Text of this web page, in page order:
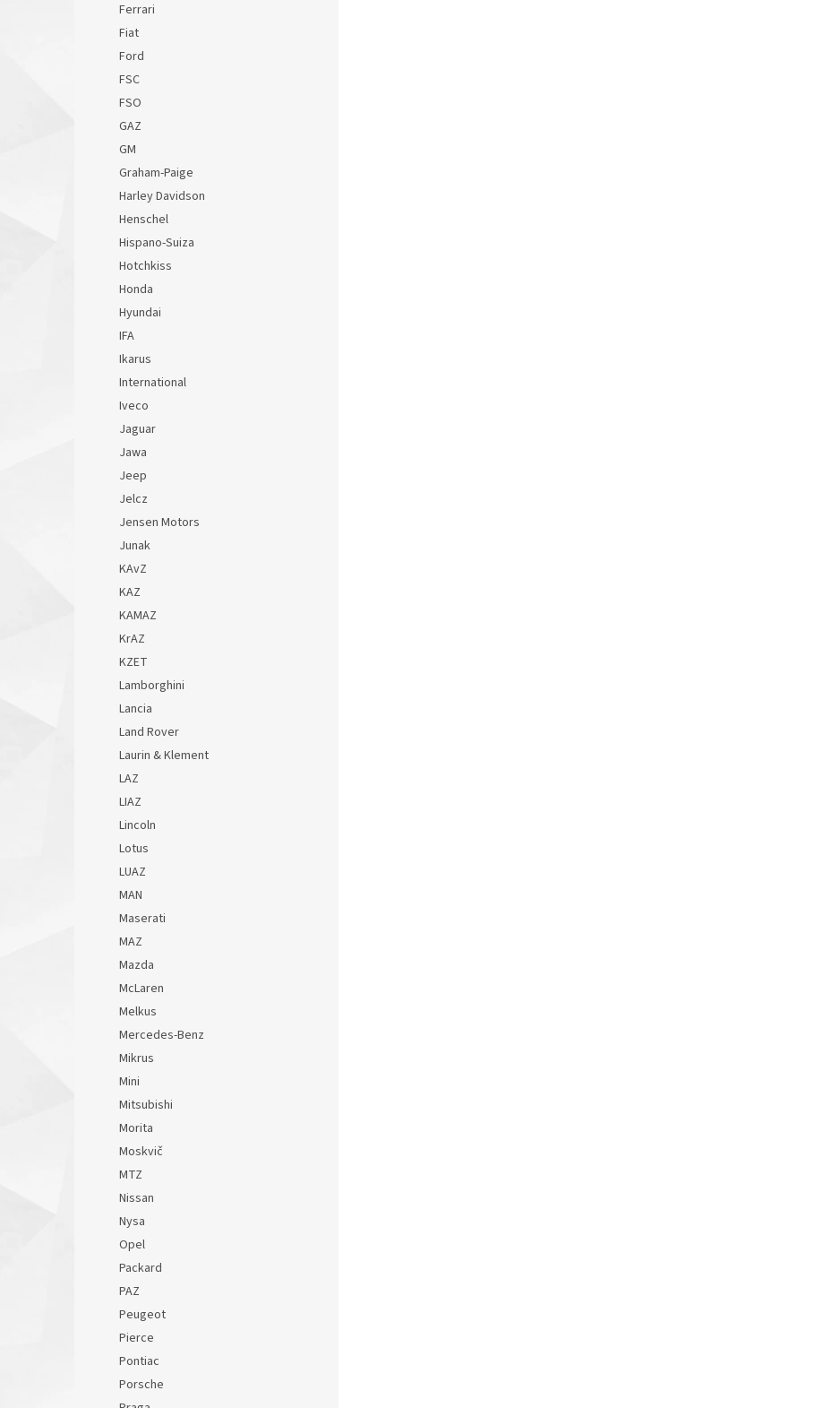
Ferrari
Fiat
Ford
FSC
FSO
GAZ
GM
Graham-Paige
Harley Davidson
Henschel
Hispano-Suiza
Hotchkiss
Honda
Hyundai
IFA
Ikarus
International
Iveco
Jaguar
Jawa
Jeep
Jelcz
Jensen Motors
Junak
KAvZ
KAZ
KAMAZ
KrAZ
KZET
Lamborghini
Lancia
Land Rover
Laurin & Klement
LAZ
LIAZ
Lincoln
Lotus
LUAZ
MAN
Maserati
MAZ
Mazda
McLaren
Melkus
Mercedes-Benz
Mikrus
Mini
Mitsubishi
Morita
Moskvič
MTZ
Nissan
Nysa
Opel
Packard
PAZ
Peugeot
Pierce
Pontiac
Porsche